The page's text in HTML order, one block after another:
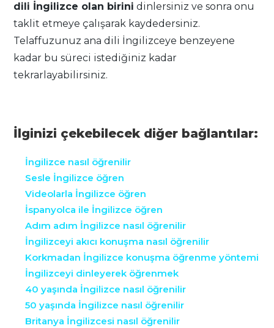
dili İngilizce olan birini dinlersiniz ve sonra onu
taklit etmeye çalışarak kaydedersiniz.
Telaffuzunuz ana dili İngilizceye benzeyene
kadar bu süreci istediğiniz kadar
tekrarlayabilirsiniz.
İlginizi çekebilecek diğer bağlantılar:
İngilizce nasıl öğrenilir
Sesle İngilizce öğren
Videolarla İngilizce öğren
İspanyolca ile İngilizce öğren
Adım adım İngilizce nasıl öğrenilir
İngilizceyi akıcı konuşma nasıl öğrenilir
Korkmadan İngilizce konuşma öğrenme yöntemi
İngilizceyi dinleyerek öğrenmek
40 yaşında İngilizce nasıl öğrenilir
50 yaşında İngilizce nasıl öğrenilir
Britanya İngilizcesi nasıl öğrenilir